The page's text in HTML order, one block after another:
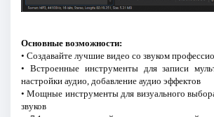
Основные возможности:
• Создавайте лучшие видео со звуком
• Встроенные инструменты для записи
настройки аудио, добавление аудио эффектов
• Мощные инструменты для визуального
звуков